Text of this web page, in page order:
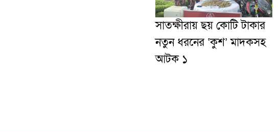
সাতক্ষীরায় ছয় কোটি টাকার
নতুন ধরনের ‘কুশ’ মাদকসহ
আটক ১